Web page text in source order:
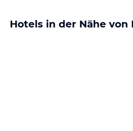
Hotels in der Nähe von